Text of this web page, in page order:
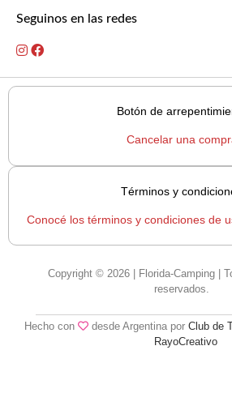
Seguinos en las redes
Botón de
Cancelar una
Términos y
Conocé los términos y condiciones de
Copyright © 2026 | Florida-Camping |
reservados.
Hecho con desde Argentina por Club de
RayoCreativo